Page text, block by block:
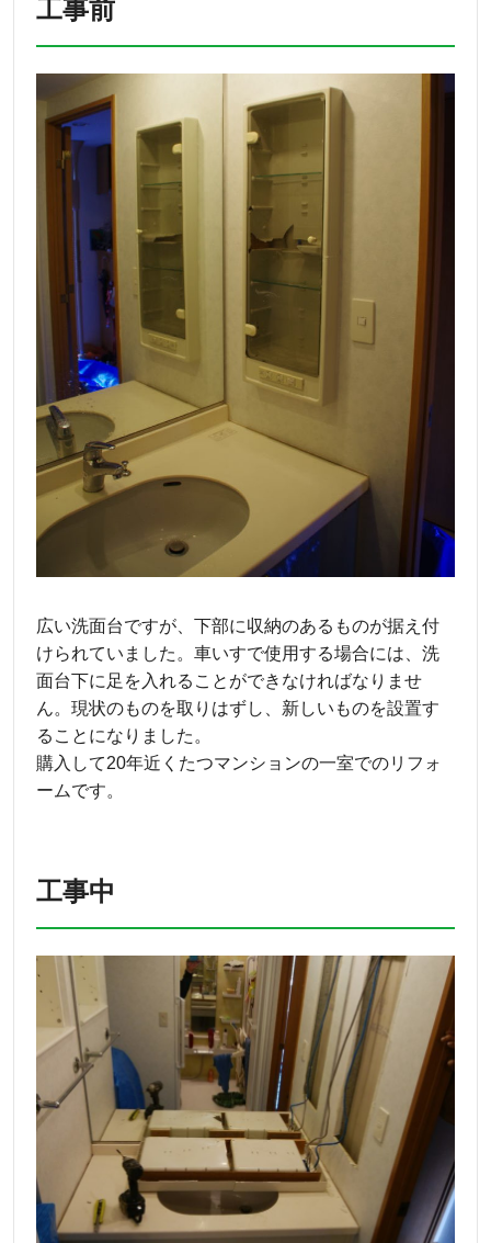
工事前
広い洗面台ですが、下部に収納のあるものが据え付
けられていました。車いすで使用する場合には、洗
面台下に足を入れることができなければなりませ
ん。現状のものを取りはずし、新しいものを設置す
ることになりました。
購入して20年近くたつマンションの一室でのリフォ
ームです。
工事中